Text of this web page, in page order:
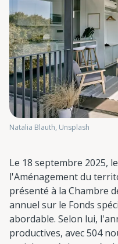
Natalia Blauth, Unsplash
Le 18 septembre 2025,
l'Aménagement du
présenté à la Chambre
annuel sur le Fonds
abordable. Selon lui,
productives, avec 504